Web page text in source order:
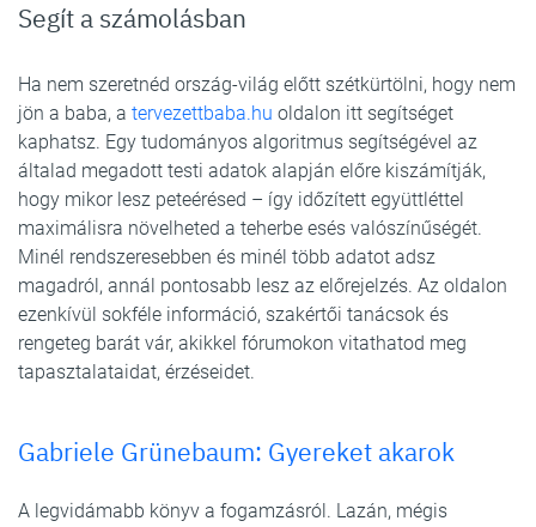
Segít a számolásban
Ha nem szeretnéd ország-világ előtt szétkürtölni, hogy nem
jön a baba, a tervezettbaba.hu oldalon itt segítséget
kaphatsz. Egy tudományos algoritmus segítségével az
általad megadott testi adatok alapján előre kiszámítják,
hogy mikor lesz peteérésed – így időzített együttléttel
maximálisra növelheted a teherbe esés valószínűségét.
Minél rendszeresebben és minél több adatot adsz
magadról, annál pontosabb lesz az előrejelzés. Az oldalon
ezenkívül sokféle információ, szakértői tanácsok és
rengeteg barát vár, akikkel fórumokon vitathatod meg
tapasztalataidat, érzéseidet.
Gabriele Grünebaum: Gyereket akarok
A legvidámabb könyv a fogamzásról. Lazán, mégis